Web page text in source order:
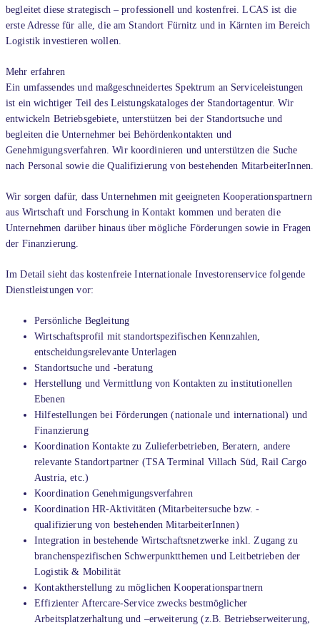
begleitet diese strategisch – professionell und kostenfrei. LCAS ist die
erste Adresse für alle, die am Standort Fürnitz und in Kärnten im Bereich
Logistik investieren wollen.
Mehr erfahren
Ein umfassendes und maßgeschneidertes Spektrum an Serviceleistungen
ist ein wichtiger Teil des Leistungskataloges der Standortagentur. Wir
entwickeln Betriebsgebiete, unterstützen bei der Standortsuche und
begleiten die Unternehmer bei Behördenkontakten und
Genehmigungsverfahren. Wir koordinieren und unterstützen die Suche
nach Personal sowie die Qualifizierung von bestehenden MitarbeiterInnen.
Wir sorgen dafür, dass Unternehmen mit geeigneten Kooperationspartnern
aus Wirtschaft und Forschung in Kontakt kommen und beraten die
Unternehmen darüber hinaus über mögliche Förderungen sowie in Fragen
der Finanzierung.
Im Detail sieht das kostenfreie Internationale Investorenservice folgende
Dienstleistungen vor:
Persönliche Begleitung
Wirtschaftsprofil mit standortspezifischen Kennzahlen,
entscheidungsrelevante Unterlagen
Standortsuche und -beratung
Herstellung und Vermittlung von Kontakten zu institutionellen
Ebenen
Hilfestellungen bei Förderungen (nationale und international) und
Finanzierung
Koordination Kontakte zu Zulieferbetrieben, Beratern, andere
relevante Standortpartner (TSA Terminal Villach Süd, Rail Cargo
Austria, etc.)
Koordination Genehmigungsverfahren
Koordination HR-Aktivitäten (Mitarbeitersuche bzw. -
qualifizierung von bestehenden MitarbeiterInnen)
Integration in bestehende Wirtschaftsnetzwerke inkl. Zugang zu
branchenspezifischen Schwerpunktthemen und Leitbetrieben der
Logistik & Mobilität
Kontaktherstellung zu möglichen Kooperationspartnern
Effizienter Aftercare-Service zwecks bestmöglicher
Arbeitsplatzerhaltung und –erweiterung (z.B. Betriebserweiterung,